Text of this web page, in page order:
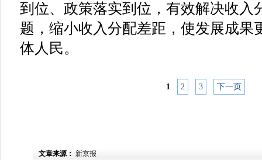
到位、政策落实到位，有效解决收入
题，缩小收入分配差距，使发展成果
体人民。
1 2 3 下一页
文章来源： 新京报